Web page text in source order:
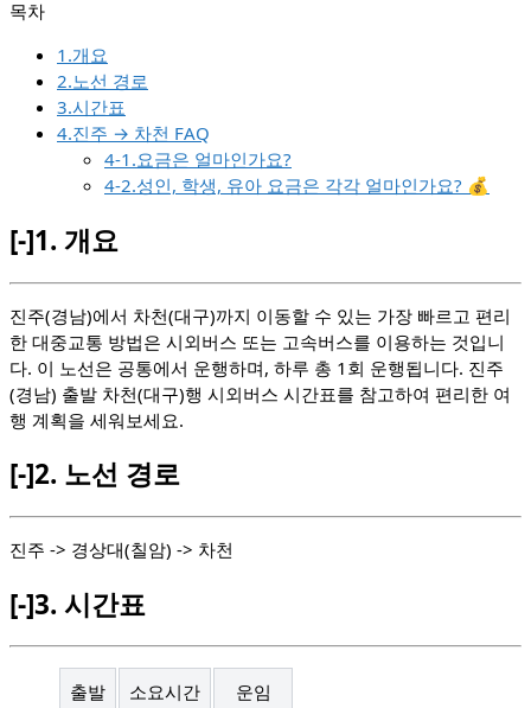
1.개요
2.노선 경로
3.시간표
4.진주 → 차천 FAQ
4-1.요금은 얼마인가요?
4-2.성인, 학생, 유아 요금은 각각 얼마인가요? 💰
[-]1. 개요
진주(경남)에서 차천(대구)까지 이동할 수 있는 가장 빠르고 편리
한 대중교통 방법은 시외버스 또는 고속버스를 이용하는 것입니
다. 이 노선은 공통에서 운행하며, 하루 총 1회 운행됩니다. 진주
(경남) 출발 차천(대구)행 시외버스 시간표를 참고하여 편리한 여
행 계획을 세워보세요.
[-]2. 노선 경로
진주 -> 경상대(칠암) -> 차천
[-]3. 시간표
출발 소요시간 운임